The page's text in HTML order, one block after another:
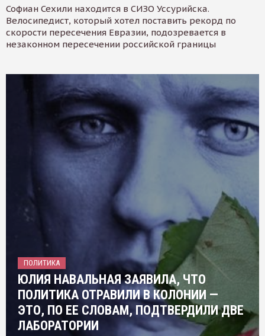
Софиан Сехили находится в СИЗО Уссурийска.
Велосипедист, который хотел поставить рекорд по
скорости пересечения Евразии, подозревается в
незаконном пересечении российской границы
ПОЛИТИКА
ЮЛИЯ НАВАЛЬНАЯ ЗАЯВИЛА, ЧТО
ПОЛИТИКА ОТРАВИЛИ В КОЛОНИИ —
ЭТО, ПО ЕЕ СЛОВАМ, ПОДТВЕРДИЛИ ДВЕ
ЛАБОРАТОРИИ